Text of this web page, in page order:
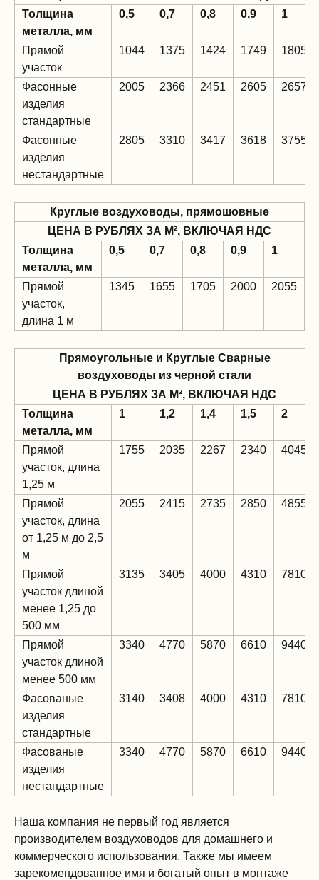
Толщина
металла, мм
0,5 0,7 0,8 0,9 1
Прямой
участок
1044 1375 1424 1749 1805
Фасонные
изделия
стандартные
2005 2366 2451 2605 2657
Фасонные
изделия
нестандартные
2805 3310 3417 3618 3755
Круглые воздуховоды, прямошовные
ЦЕНА В РУБЛЯХ ЗА М², ВКЛЮЧАЯ НДС
Толщина
металла, мм
0,5 0,7 0,8 0,9 1
Прямой
участок,
длина 1 м
1345 1655 1705 2000 2055
Прямоугольные и Круглые Сварные
воздуховоды из черной стали
ЦЕНА В РУБЛЯХ ЗА М², ВКЛЮЧАЯ НДС
Толщина
металла, мм
1 1,2 1,4 1,5 2
Прямой
участок, длина
1,25 м
1755 2035 2267 2340 4045
Прямой
участок, длина
от 1,25 м до 2,5
м
2055 2415 2735 2850 4855
Прямой
участок длиной
менее 1,25 до
500 мм
3135 3405 4000 4310 7810
Прямой
участок длиной
менее 500 мм
3340 4770 5870 6610 9440
Фасованые
изделия
стандартные
3140 3408 4000 4310 7810
Фасованые
изделия
нестандартные
3340 4770 5870 6610 9440
Наша компания не первый год является
производителем воздуховодов для домашнего и
коммерческого использования. Также мы имеем
зарекомендованное имя и богатый опыт в монтаже